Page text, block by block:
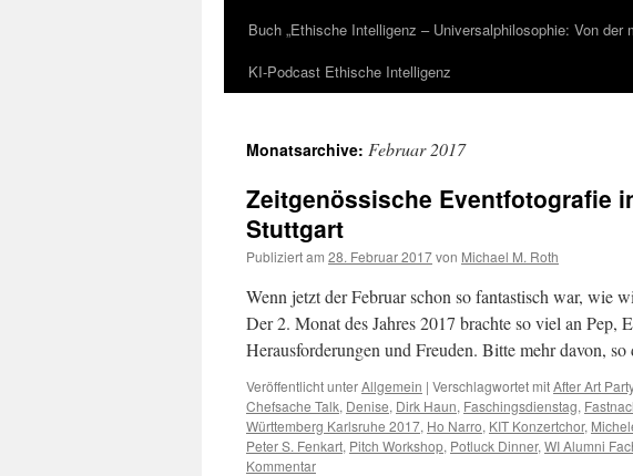
Inhalt
springen
Buch „Ethische Intelligenz – Universalphilosophie: Von
KI-Podcast Ethische Intelligenz
Monatsarchive: Februar 2017
Zeitgenössische Eventfotografie
Stuttgart
Publiziert am 28. Februar 2017von Michael M. Roth
Wenn jetzt der Februar schon so fantastisch war, wie
Der 2. Monat des Jahres 2017 brachte so viel an Pep,
Herausforderungen und Freuden. Bitte mehr davon,
Veröffentlicht unterAllgemein | Verschlagwortet mitAfter Art Party
Chefsache Talk, Denise, Dirk Haun, Faschingsdienstag,
Württemberg Karlsruhe 2017, Ho Narro, KIT Konzertchor,
Peter S. Fenkart, Pitch Workshop, Potluck Dinner, WI Alumni
Kommentar